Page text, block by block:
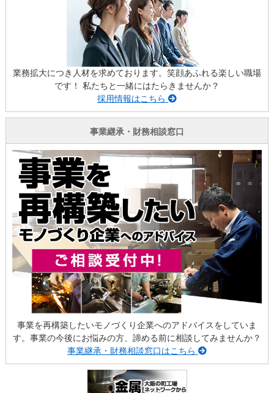
業務拡大につき人材を求めております。笑顔あふれる楽しい職場
です！ 私たちと一緒にはたらきませんか？
採用情報はこちら
事業継承・財務相談窓口
事業を再構築したいモノづくり企業へのアドバイスをしていま
す。事業の今後にお悩みの方、諦める前に相談してみませんか？
事業継承・財務相談窓口はこちら